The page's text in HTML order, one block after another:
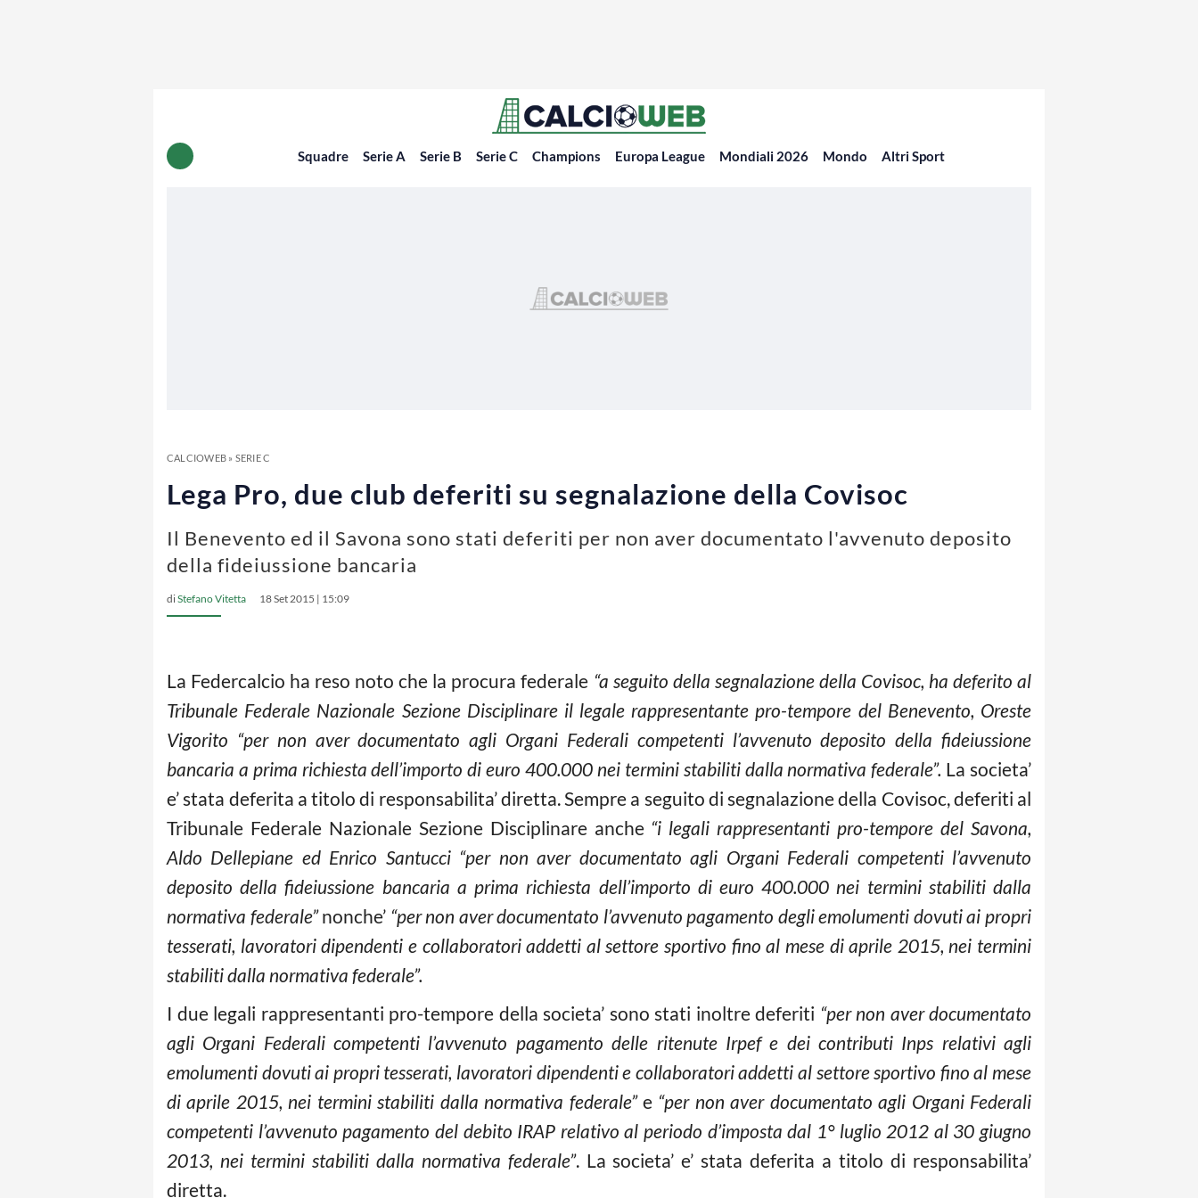
Squadre Serie A Serie B Serie C Champions Europa League Mondiali 2026 Mondo Altri Sport
CALCIOWEB» SERIE C
Lega Pro, due club deferiti su segnalazione della Covisoc
Il Benevento ed il Savona sono stati deferiti per non aver documentato l'avvenuto deposito
della fideiussione bancaria
diStefano Vitetta 18 Set 2015 | 15:09
La Federcalcio ha reso noto che la procura federale “a seguito della segnalazione della Covisoc, ha deferito al
Tribunale Federale Nazionale Sezione Disciplinare il legale rappresentante pro-tempore del Benevento, Oreste
Vigorito “per non aver documentato agli Organi Federali competenti l’avvenuto deposito della fideiussione
bancaria a prima richiesta dell’importo di euro 400.000 nei termini stabiliti dalla normativa federale”. La societa’
e’ stata deferita a titolo di responsabilita’ diretta. Sempre a seguito di segnalazione della Covisoc, deferiti al
Tribunale Federale Nazionale Sezione Disciplinare anche “i legali rappresentanti pro-tempore del Savona,
Aldo Dellepiane ed Enrico Santucci “per non aver documentato agli Organi Federali competenti l’avvenuto
deposito della fideiussione bancaria a prima richiesta dell’importo di euro 400.000 nei termini stabiliti dalla
normativa federale”nonche’ “per non aver documentato l’avvenuto pagamento degli emolumenti dovuti ai propri
tesserati, lavoratori dipendenti e collaboratori addetti al settore sportivo fino al mese di aprile 2015, nei termini
stabiliti dalla normativa federale”.
I due legali rappresentanti pro-tempore della societa’ sono stati inoltre deferiti “per non aver documentato
agli Organi Federali competenti l’avvenuto pagamento delle ritenute Irpef e dei contributi Inps relativi agli
emolumenti dovuti ai propri tesserati, lavoratori dipendenti e collaboratori addetti al settore sportivo fino al mese
di aprile 2015, nei termini stabiliti dalla normativa federale”e“per non aver documentato agli Organi Federali
competenti l’avvenuto pagamento del debito IRAP relativo al periodo d’imposta dal 1° luglio 2012 al 30 giugno
2013, nei termini stabiliti dalla normativa federale”. La societa’ e’ stata deferita a titolo di responsabilita’
diretta.